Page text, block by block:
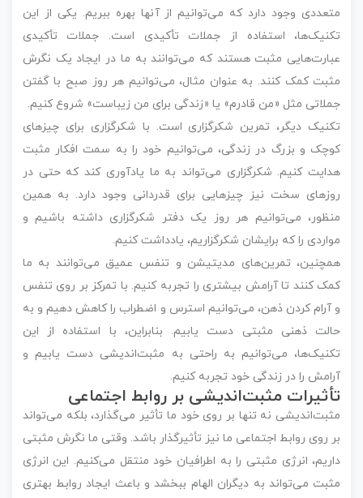
متعددی وجود دارد که می‌توانیم از آنها بهره ببریم. یکی از این
تکنیک‌ها، استفاده از جملات تأکیدی است. جملات تأکیدی
عبارت‌هایی مثبت هستند که می‌توانند به ما در ایجاد یک نگرش
مثبت کمک کنند. به عنوان مثال، می‌توانیم هر روز صبح با گفتن
جملاتی مثل «من قادرم» یا «زندگی برای من زیباست» شروع کنیم.
تکنیک دیگر، تمرین شکرگزاری است. با شکرگزاری برای چیزهای
کوچک و بزرگ در زندگی، می‌توانیم خود را به سمت افکار مثبت
هدایت کنیم. شکرگزاری می‌تواند به ما یادآوری کند که حتی در
روزهای سخت نیز چیزهایی برای قدردانی وجود دارد. به همین
منظور، می‌توانیم هر روز یک دفتر شکرگزاری داشته باشیم و
مواردی را که برایشان شکرگزاریم، یادداشت کنیم.
همچنین، تمرین‌های مدیتیشن و تنفس عمیق می‌توانند به ما
کمک کنند تا آرامش بیشتری را تجربه کنیم. با تمرکز بر روی تنفس
و آرام کردن ذهن، می‌توانیم استرس و اضطراب را کاهش دهیم و به
حالت ذهنی مثبتی دست یابیم. بنابراین، با استفاده از این
تکنیک‌ها، می‌توانیم به راحتی به مثبت‌اندیشی دست یابیم و
آرامش را در زندگی خود تجربه کنیم.
تأثیرات مثبت‌اندیشی بر روابط اجتماعی
مثبت‌اندیشی نه تنها بر روی خود ما تأثیر می‌گذارد، بلکه می‌تواند
بر روی روابط اجتماعی ما نیز تأثیرگذار باشد. وقتی ما نگرش مثبتی
داریم، انرژی مثبتی را به اطرافیان خود منتقل می‌کنیم. این انرژی
مثبت می‌تواند به دیگران الهام ببخشد و باعث ایجاد روابط بهتری